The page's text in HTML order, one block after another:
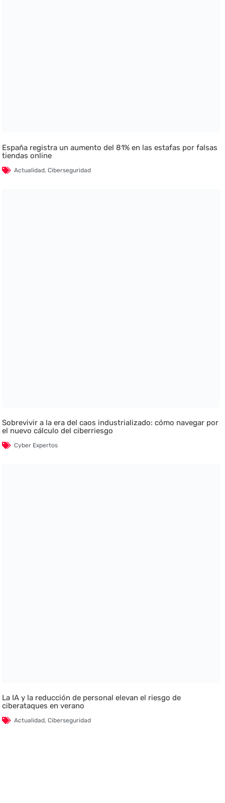
España registra un aumento del 81% en las estafas por falsas
tiendas online
Actualidad,Ciberseguridad
Sobrevivir a la era del caos industrializado: cómo navegar por
el nuevo cálculo del ciberriesgo
Cyber Expertos
La IA y la reducción de personal elevan el riesgo de
ciberataques en verano
Actualidad,Ciberseguridad